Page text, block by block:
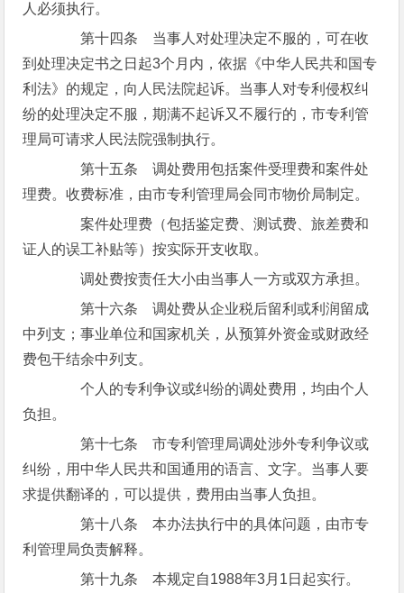
人必须执行。
第十四条 当事人对处理决定不服的，可在收
到处理决定书之日起3个月内，依据《中华人民共和国专
利法》的规定，向人民法院起诉。当事人对专利侵权纠
纷的处理决定不服，期满不起诉又不履行的，市专利管
理局可请求人民法院强制执行。
第十五条 调处费用包括案件受理费和案件处
理费。收费标准，由市专利管理局会同市物价局制定。
案件处理费（包括鉴定费、测试费、旅差费和
证人的误工补贴等）按实际开支收取。
调处费按责任大小由当事人一方或双方承担。
第十六条 调处费从企业税后留利或利润留成
中列支；事业单位和国家机关，从预算外资金或财政经
费包干结余中列支。
个人的专利争议或纠纷的调处费用，均由个人
负担。
第十七条 市专利管理局调处涉外专利争议或
纠纷，用中华人民共和国通用的语言、文字。当事人要
求提供翻译的，可以提供，费用由当事人负担。
第十八条 本办法执行中的具体问题，由市专
利管理局负责解释。
第十九条 本规定自1988年3月1日起实行。